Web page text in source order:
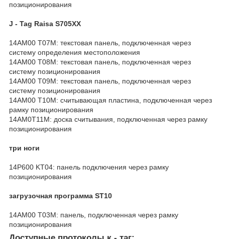
позиционирования
J - Tag Raisa S705XX
14AM00 T07M: текстовая панель, подключенная через
систему определения местоположения
14AM00 T08M: текстовая панель, подключенная через
систему позиционирования
14AM00 T09M: текстовая панель, подключенная через
систему позиционирования
14AM00 T10M: считывающая пластина, подключенная через
рамку позиционирования
14AM0T11M: доска считывания, подключенная через рамку
позиционирования
три ноги
14P600 KT04: панель подключения через рамку
позиционирования
загрузочная программа ST10
14AM00 T03M: панель, подключенная через рамку
позиционирования